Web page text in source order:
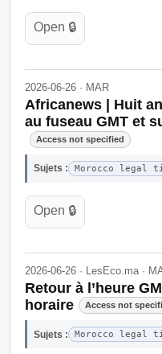
Open 🔒
2026-06-26 · MAR
Africanews | Huit
au fuseau GMT et
Access not specified
Sujets : Morocco legal
Open 🔒
2026-06-26 · LesEco.ma ·
Retour à l’heure
horaire
Access not
Sujets : Morocco legal